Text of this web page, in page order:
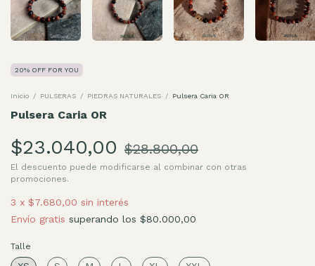
20% OFF FOR YOU
Inicio / PULSERAS / PIEDRAS NATURALES / Pulsera Caria OR
Pulsera Caria OR
$23.040,00 $28.800,00
El descuento puede modificarse al combinar con otras
promociones.
3 x $7.680,00 sin interés
Envío gratis superando los $80.000,00
Talle